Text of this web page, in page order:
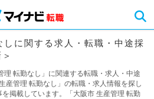
に関する求人・転職・中途採
理 転勤なし」に関連する転職・求人・中途
産管理 転勤なし」の転職・求人情報を探し
掲載しています。「大阪市 生産管理 転勤